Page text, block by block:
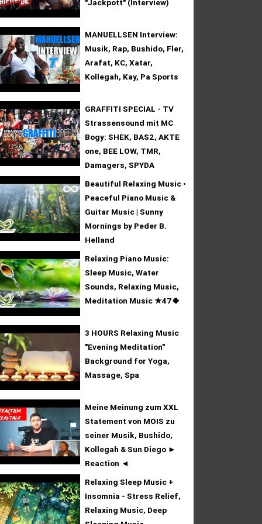
"Jackpott" (Interview)
MANUELLSEN Interview:
Musik, Rap, Bushido, Fler,
Arafat, KC, Xatar,
Kollegah, Kay, Pa Sports
GRAFFITI SPECIAL - TV
Strassensound mit MC
Bogy: SHEK, BAS2, AKTE
one, BEE LOW, TMR,
Damagers, SPYDA
Beautiful Relaxing Music •
Peaceful Piano Music &
Guitar Music | Sunny
Mornings by Peder B.
Helland
Relaxing Piano Music:
Sleep Music, Water
Sounds, Relaxing Music,
Meditation Music ★47🍀
3 HOURS Relaxing Music
"Evening Meditation"
Background for Yoga,
Massage, Spa
Meine Meinung zum XXL
Statement von MOIS zu
seiner Musik, Bushido,
Kollegah & Sun Diego ►
Reaction ◄
Relaxing Sleep Music +
Insomnia - Stress Relief,
Relaxing Music, Deep